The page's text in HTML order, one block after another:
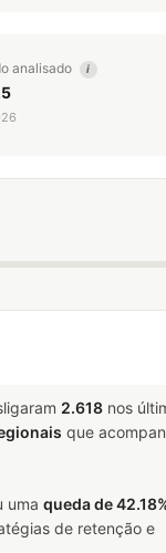
analisado i
2.618 nos
que
uma queda de
de retenção e